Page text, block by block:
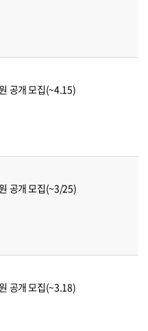
공개 모집(~4.15)
공개 모집(~3/25)
공개 모집(~3.18)